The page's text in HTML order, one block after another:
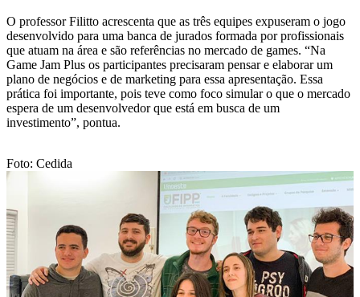
O professor Filitto acrescenta que as três equipes expuseram o jogo
desenvolvido para uma banca de jurados formada por profissionais
que atuam na área e são referências no mercado de games. “Na
Game Jam Plus os participantes precisaram pensar e elaborar um
plano de negócios e de marketing para essa apresentação. Essa
prática foi importante, pois teve como foco simular o que o mercado
espera de um desenvolvedor que está em busca de um
investimento”, pontua.
Foto: Cedida